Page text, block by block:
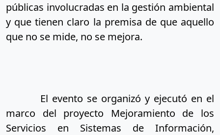
públicas involucradas en la gestión ambiental
y que tienen claro la premisa de que aquello
que no se mide, no se mejora.
El evento se organizó y ejecutó en el
marco del proyecto Mejoramiento de los
Servicios en Sistemas de Información,